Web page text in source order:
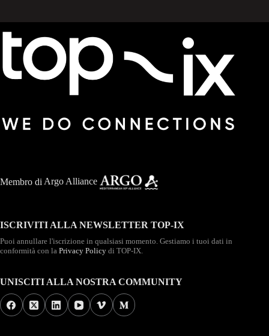
Membro di Argo Alliance
ISCRIVITI ALLA NEWSLETTER TOP-IX
Puoi annullare l'iscrizione in qualsiasi momento. Gestiamo i tuoi dati in
conformità con la Privacy Policy di TOP-IX.
UNISCITI ALLA NOSTRA COMMUNITY